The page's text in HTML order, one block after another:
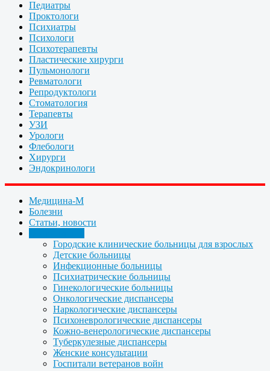
Педиатры
Проктологи
Психиатры
Психологи
Психотерапевты
Пластические хирурги
Пульмонологи
Ревматологи
Репродуктологи
Стоматология
Терапевты
УЗИ
Урологи
Флебологи
Хирурги
Эндокринологи
Медицина-М
Болезни
Статьи, новости
Городские клинические больницы для взрослых
Детские больницы
Инфекционные больницы
Психиатрические больницы
Гинекологические больницы
Онкологические диспансеры
Наркологические диспансеры
Психоневрологические диспансеры
Кожно-венерологические диспансеры
Туберкулезные диспансеры
Женские консультации
Госпитали ветеранов войн